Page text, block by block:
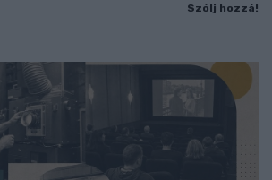
Szólj hozzá!